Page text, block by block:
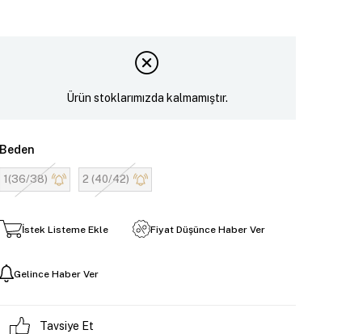
Ürün stoklarımızda kalmamıştır.
Beden
1(36/38) 2 (40/42)
İstek Listeme Ekle Fiyat Düşünce Haber Ver
Gelince Haber Ver
Tavsiye Et